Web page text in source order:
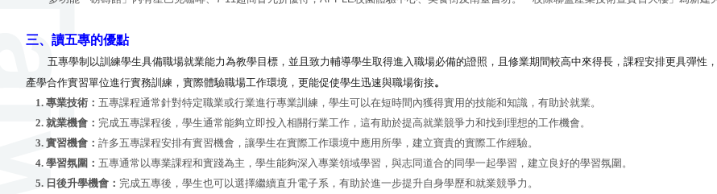
三、讀五專的優點
五專學制以訓練學生具備職場就業能力為教學目標，並且致力輔導學生取得進入職場必備的證照，且修業期間較高中來得長，課程安排更具彈
產學合作實習單位進行實務訓練，實際體驗職場工作環境，更能促使學生迅速與職場銜接。
1. 專業技術： 五專課程通常針對特定職業或行業進行專業訓練，學生可以在短時間內獲得實用的技能和知識，有助於就業。
2. 就業機會： 完成五專課程後，學生通常能夠立即投入相關行業工作，這有助於提高就業競爭力和找到理想的工作機會。
3. 實習機會： 許多五專課程安排有實習機會，讓學生在實際工作環境中應用所學，建立寶貴的實際工作經驗。
4. 學習氛圍： 五專通常以專業課程和實踐為主，學生能夠深入專業領域學習，與志同道合的同學一起學習，建立良好的學習氛圍。
5. 日後升學機會： 完成五專後，學生也可以選擇繼續直升電子系，有助於進一步提升自身學歷和就業競爭力。